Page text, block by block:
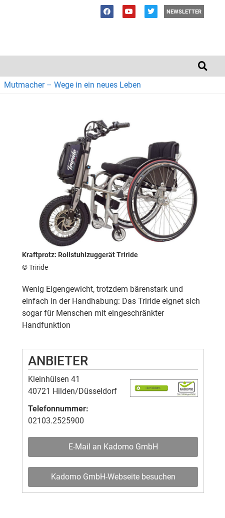
NEWSLETTER
Mutmacher – Wege in ein neues Leben
Kraftprotz: Rollstuhlzuggerät Triride
© Triride
Wenig Eigengewicht, trotzdem bärenstark und
einfach in der Handhabung: Das Triride eignet sich
sogar für Menschen mit eingeschränkter
Handfunktion
ANBIETER
Kleinhülsen 41
40721 Hilden/Düsseldorf
Telefonnummer:
02103.2525900
E-Mail an Kadomo GmbH
Kadomo GmbH-Webseite besuchen